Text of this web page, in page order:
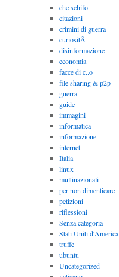
che schifo
citazioni
crimini di guerra
curiositÃ
disinformazione
economia
facce di c..o
file sharing & p2p
guerra
guide
immagini
informatica
informazione
internet
Italia
linux
multinazionali
per non dimenticare
petizioni
riflessioni
Senza categoria
Stati Uniti d'America
truffe
ubuntu
Uncategorized